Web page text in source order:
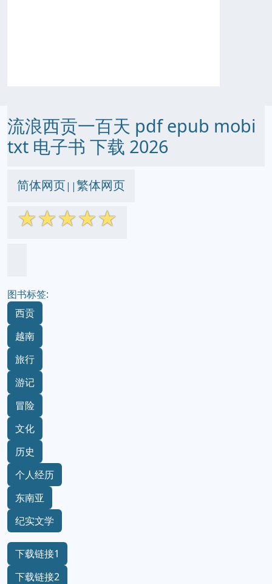
流浪西贡一百天 pdf epub mobi
txt 电子书 下载 2026
简体网页||繁体网页
☆☆☆☆☆
图书标签:
西贡
越南
旅行
游记
冒险
文化
历史
个人经历
东南亚
纪实文学
下载链接1
下载链接2